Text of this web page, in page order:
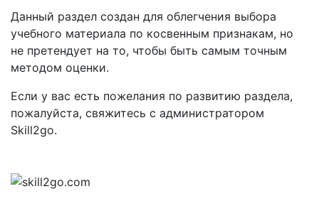
Данный раздел создан для облегчения выбора
учебного материала по косвенным признакам, но
не претендует на то, чтобы быть самым точным
методом оценки.
Если у вас есть пожелания по развитию раздела,
пожалуйста, свяжитесь с администратором
Skill2go.